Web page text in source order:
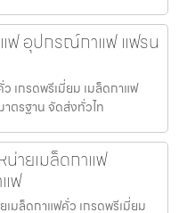
ฟ อุปกรณ์กาแฟ แฟรน
เกรดพรีเมี่ยม เมล็ดกาแฟ
ตรฐาน จัดส่งทั่วไท
น่ายเมล็ดกาแฟ
ฟ
เมล็ดกาแฟคั่ว เกรดพรีเมี่ยม